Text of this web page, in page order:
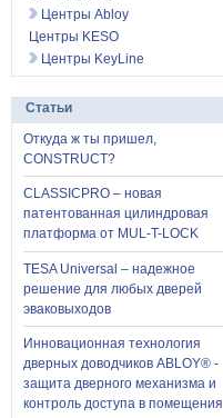
Центры Abloy
Центры KESO
Центры KeyLine
Статьи
Откуда ж ты пришел,
CONSTRUCT?
CLASSICPRO – новая
патентованная цилиндровая
платформа от MUL-T-LOCK
TESA Universal – надежное
решение для любых дверей
эваковыходов
Инновационная технология
дверных доводчиков ABLOY® -
защита дверного механизма и
контроль доступа в помещения